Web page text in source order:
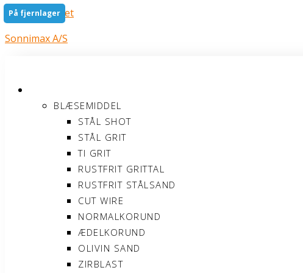
Gå til indholdet
Sonnimax A/S
BLÆSEMIDDEL
STÅL SHOT
STÅL GRIT
TI GRIT
RUSTFRIT GRITTAL
RUSTFRIT STÅLSAND
CUT WIRE
NORMALKORUND
ÆDELKORUND
OLIVIN SAND
ZIRBLAST
På fjernlager